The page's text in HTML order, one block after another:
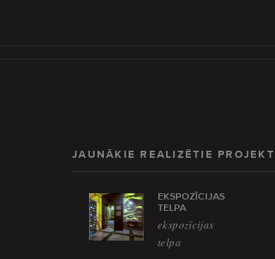
JAUNĀKIE REALIZĒTIE PROJEKTI
EKSPOZĪCIJAS
TELPA
ekspozīcijas
telpa